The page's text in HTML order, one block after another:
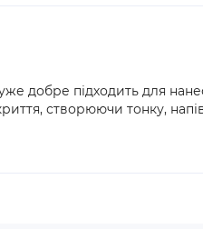
добре підходить для
створюючи тонку,